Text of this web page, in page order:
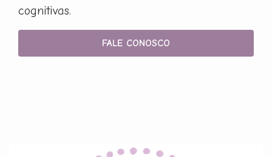
cognitivas.
FALE CONOSCO